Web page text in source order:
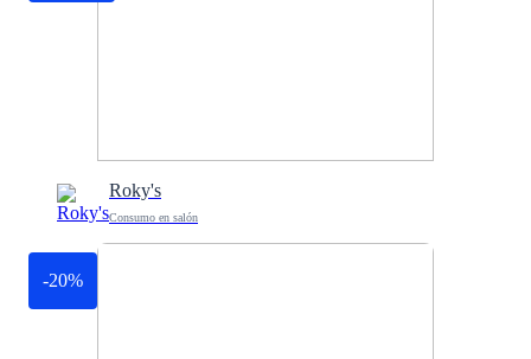
Roky's
Consumo en salón
-20%